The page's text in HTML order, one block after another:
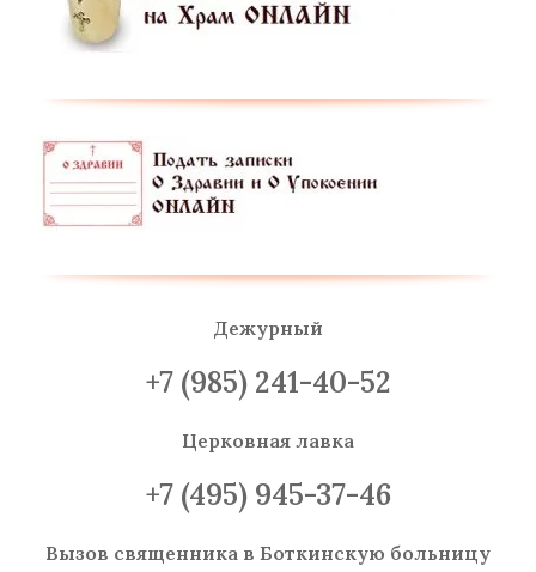
Дежурный
+7 (985) 241-40-52
Церковная лавка
+7 (495) 945-37-46
Вызов священника в Боткинскую больницу